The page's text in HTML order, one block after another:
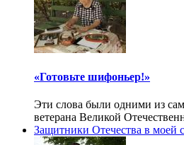
«Готовьте шифоньер!»
Эти слова были одними из
ветерана Великой
Защитники Отечества в моей